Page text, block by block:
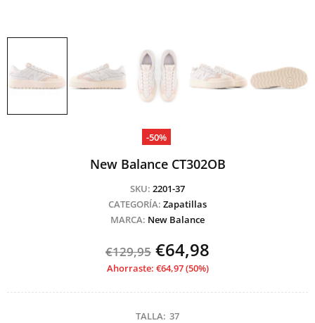
-50%
New Balance CT302OB
SKU: 2201-37
CATEGORÍA: Zapatillas
MARCA: New Balance
€129,95 €64,98
Ahorraste: €64,97 (50%)
TALLA: 37